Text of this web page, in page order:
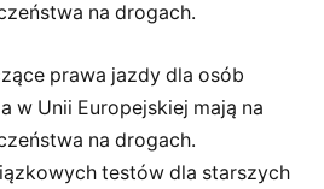
na drogach.
prawa jazdy dla osób
w Unii Europejskiej mają na
na drogach.
testów dla starszych